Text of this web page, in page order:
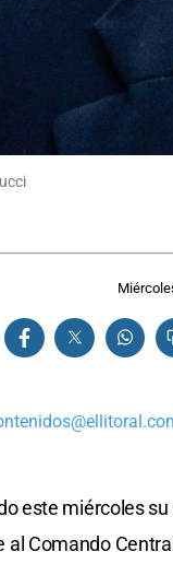
este miércoles
al Comando